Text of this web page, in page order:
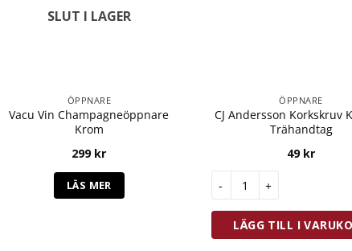
SLUT I LAGER
ÖPPNARE
Vacu Vin Champagneöppnare
Krom
299 kr
LÄS MER
ÖPPNARE
CJ Andersson Korkskruv
Trähandtag
49 kr
CJ Andersson Korkskruv
LÄGG TILL I